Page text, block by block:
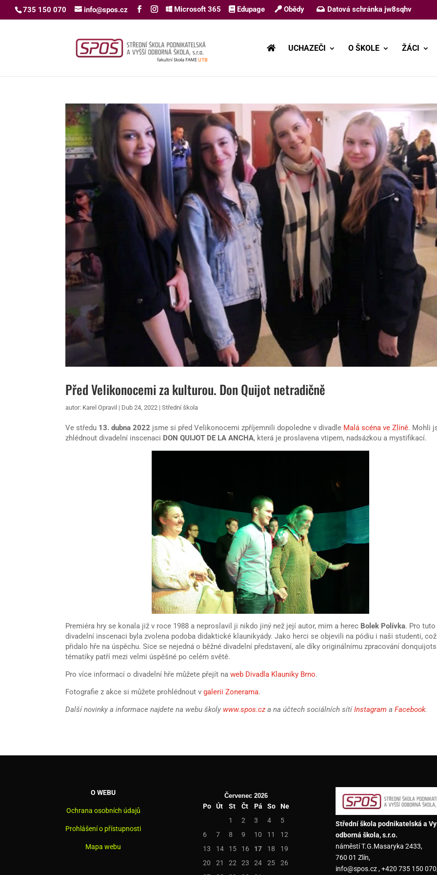
735 150 070 info@spos.cz Microsoft 365 Edupage Obědy Datová schránka jw8sqhv
UCHAZEČI O ŠKOLE ŽÁCI
Před Velikonocemi za kulturou. Don Quijot netradičně
autor: Karel Opravil | Dub 24, 2022 |Střední škola
Ve středu 13. dubna 2022 jsme si před Velikonocemi zpříjemnili dopoledne v divadle Malá scéna ve Zlíně. Mohli
zhlédnout divadelní inscenaci DON QUIJOT DE LA ANCHA, která je proslavena vtipem, nadsázkou a mystifikací.
Premiéra hry se konala již v roce 1988 a neproslavil ji nikdo jiný než její autor, mim a herec Bolek Polívka. Pro tuto
divadelní inscenaci byla zvolena podoba didaktické klaunikyády. Jako herci se objevili na pódiu i naši studenti, což
přidalo hře na úspěchu. Sice se nejedná o běžné divadelní představení, ale díky originálnímu zpracování
tématiky patří mezi velmi úspěšné po celém světě.
Pro více informací o divadelní hře můžete přejít naweb Divadla Klauniky Brno.
Fotografie z akce si můžete prohlédnout vgalerii Zonerama.
Další novinky a informace najdete na webu školy www.spos.cz a na účtech sociálních sítíInstagram aFacebook.
O WEBU
Ochrana osobních údajů
Prohlášení o přístupnosti
Mapa webu
Červenec 2026
Po Út St Čt Pá So
Ne
1
2 3 4
5
6
7 8 9 10 11
12
13
14 15 16 17 18
19
20
21 22 23 24 25
26
Střední škola podnikatelská a
odborná škola, s.r.o.
náměstí T.G.Masaryka 2433,
760 01 Zlín,
info@spos.cz , +420 735 150